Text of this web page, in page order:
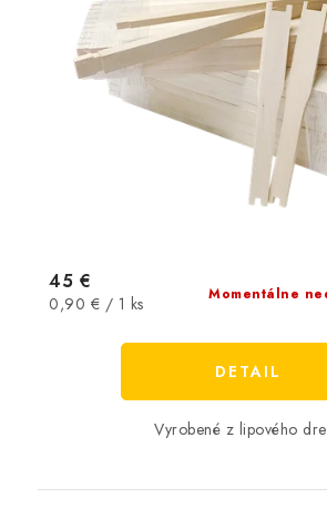
Momentálne
45 €
Jednotková
0,90 € / 1 ks
DETAIL
Vyrobené z lipového